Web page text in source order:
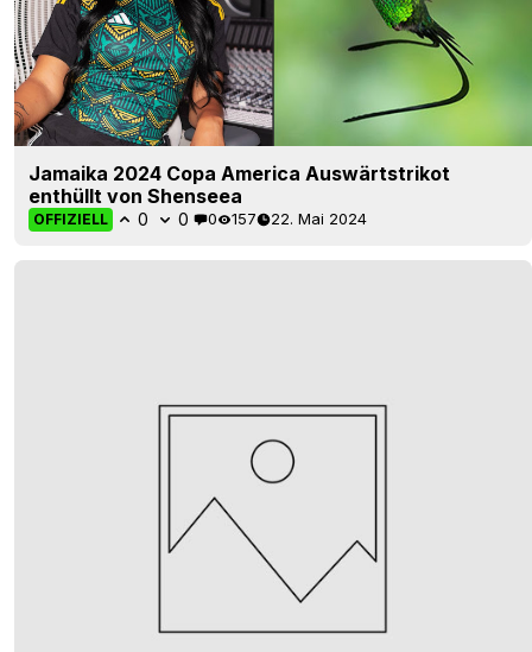
Jamaika 2024 Copa America Auswärtstrikot
enthüllt von Shenseea
OFFIZIELL 0 0 0 157 22. Mai 2024